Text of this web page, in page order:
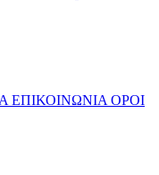
ΕΠΙΚΟΙΝΩΝΙΑ ΟΡΟΙ